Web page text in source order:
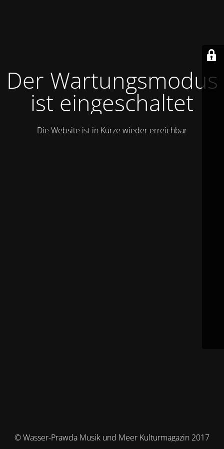
Der Wartungsmodus
ist eingeschaltet
Die Website ist in Kürze wieder erreichbar
© Wasser-Prawda Musik und Meer Kulturmagazin 2017